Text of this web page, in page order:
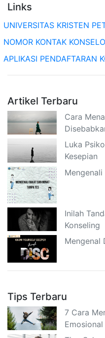
Links
UNIVERSITAS KRISTEN
NOMOR KONTAK
APLIKASI PENDAFTARAN
Artikel Terbaru
Cara
Luka
Kesepian
Inilah
Konseling
Mengenal
Tips Terbaru
7 Cara
Emosional